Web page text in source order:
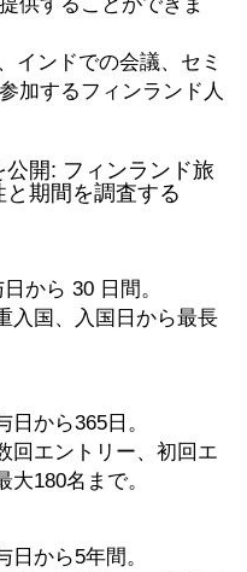
インドでの会議、セミ
加するフィンランド人
開: フィンランド旅
期間を調査する
から 30 日間。
入国、入国日から最長
から365日。
回エントリー、初回エ
大180名まで。
日から5年間。